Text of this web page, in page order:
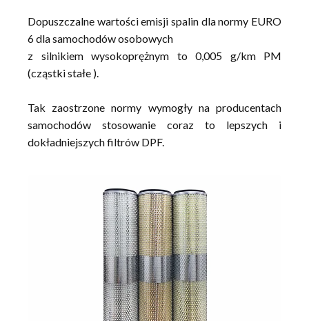
Dopuszczalne wartości emisji spalin dla normy EURO
6 dla samochodów osobowych
z silnikiem wysokoprężnym to 0,005 g/km PM
(cząstki stałe ).
Tak zaostrzone normy wymogły na producentach
samochodów stosowanie coraz to lepszych i
dokładniejszych filtrów DPF.